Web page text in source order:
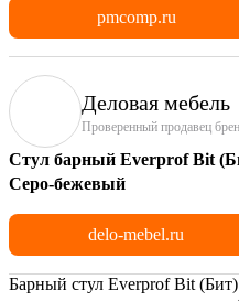
pmcomp.ru
Деловая мебель
Проверенный продавец
Стул барный Everprof Bit
Серо-бежевый
delo-mebel.ru
Барный стул Everprof Bit